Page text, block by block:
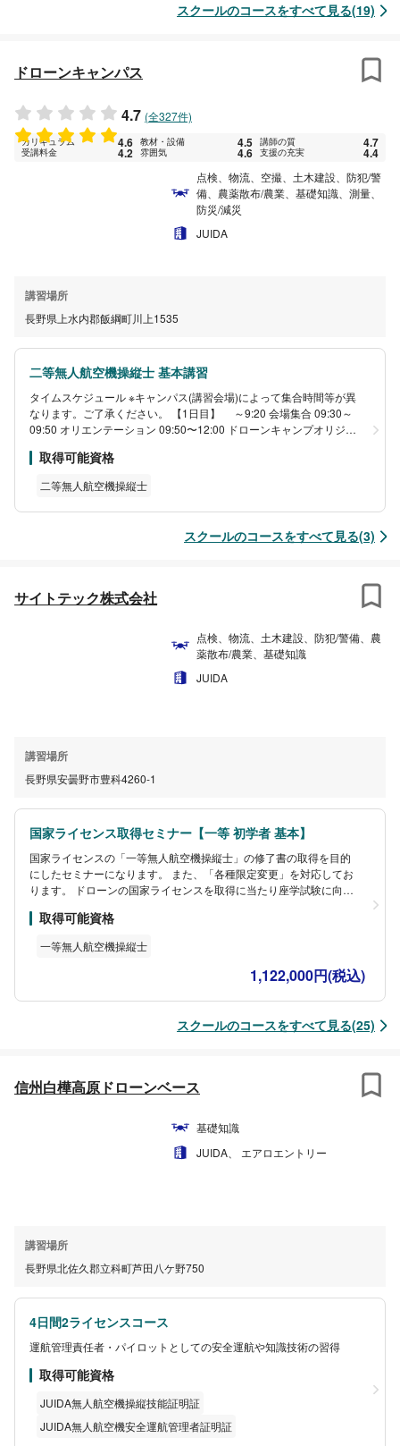
スクールのコースをすべて見る(19)
ドローンキャンパス
4.7 (全327件)
カリキュラム 4.6 教材・設備 4.5 講師の質 4.7
受講料金 4.2 雰囲気 4.6 支援の充実 4.4
点検、物流、空撮、土木建設、防犯/警
備、農薬散布/農業、基礎知識、測量、
防災/減災
JUIDA
講習場所
長野県上水内郡飯綱町川上1535
二等無人航空機操縦士 基本講習
タイムスケジュール ※キャンパス(講習会場)によって集合時間等が異
なります。ご了承ください。 【1日目】 ～9:20 会場集合 09:30～
09:50 オリエンテーション 09:50〜12:00 ドローンキャンプオリジナ
ル講習 16:30〜18:40 学科講習 18:40〜19:30 夕食 19:30〜21:40 学
査 11:30〜12:30 昼食 12:30〜15:00 実技修了審査 15:00〜17:30 実
技修了審査の再審査(1回目不合格の方のみ) ※2日目のスケジュールは
取得可能資格
二等無人航空機操縦士
スクールのコースをすべて見る(3)
サイトテック株式会社
点検、物流、土木建設、防犯/警備、農
薬散布/農業、基礎知識
JUIDA
講習場所
長野県安曇野市豊科4260-1
国家ライセンス取得セミナー【一等 初学者 基本】
国家ライセンスの「一等無人航空機操縦士」の修了書の取得を目的
にしたセミナーになります。 また、「各種限定変更」を対応してお
ります。 ドローンの国家ライセンスを取得に当たり座学試験に向け
カリキュラムを作成致します。
取得可能資格
一等無人航空機操縦士
1,122,000円(税込)
スクールのコースをすべて見る(25)
信州白樺高原ドローンベース
基礎知識
JUIDA、 エアロエントリー
講習場所
長野県北佐久郡立科町芦田八ケ野750
4日間2ライセンスコース
運航管理責任者・パイロットとしての安全運航や知識技術の習得
取得可能資格
JUIDA無人航空機操縦技能証明証
JUIDA無人航空機安全運航管理者証明証